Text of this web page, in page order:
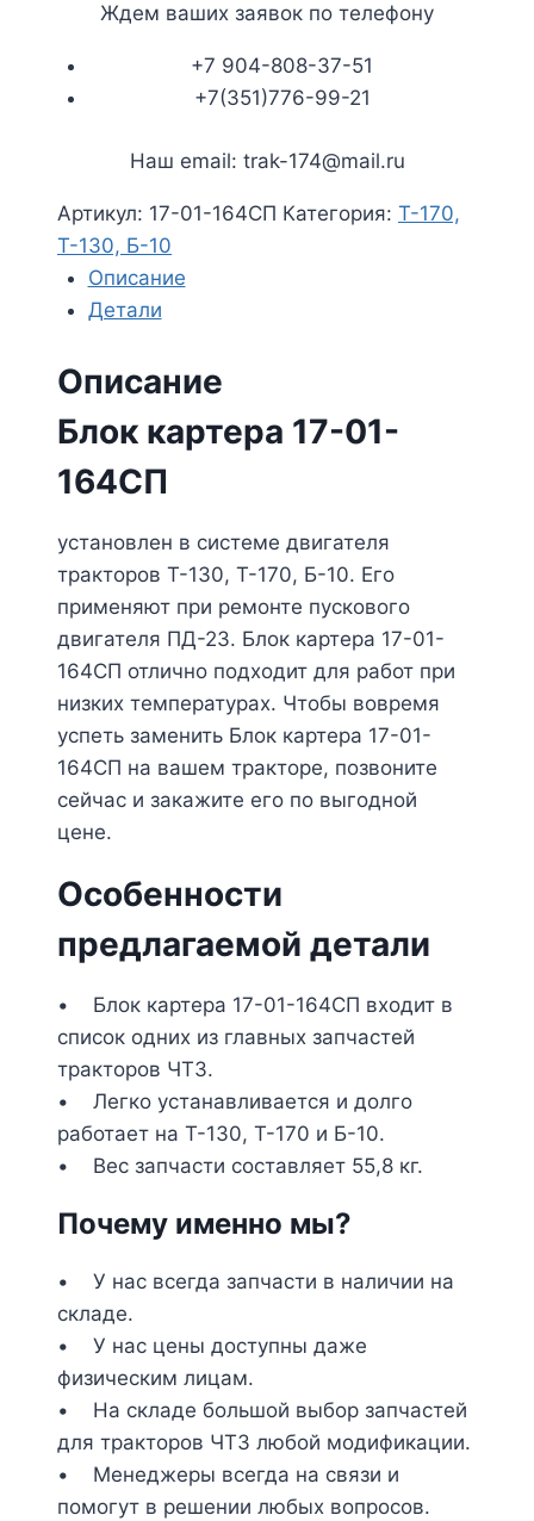
Ждем ваших заявок по телефону
+7 904-808-37-51
+7(351)776-99-21
Наш email: trak-174@mail.ru
Артикул: 17-01-164СП Категория: Т-170,
Т-130, Б-10
Описание
Детали
Описание
Блок картера 17-01-
164СП
установлен в системе двигателя
тракторов Т-130, Т-170, Б-10. Его
применяют при ремонте пускового
двигателя ПД-23. Блок картера 17-01-
164СП отлично подходит для работ при
низких температурах. Чтобы вовремя
успеть заменить Блок картера 17-01-
164СП на вашем тракторе, позвоните
сейчас и закажите его по выгодной
цене.
Особенности
предлагаемой детали
• Блок картера 17-01-164СП входит в
список одних из главных запчастей
тракторов ЧТЗ.
• Легко устанавливается и долго
работает на Т-130, Т-170 и Б-10.
• Вес запчасти составляет 55,8 кг.
Почему именно мы?
• У нас всегда запчасти в наличии на
складе.
• У нас цены доступны даже
физическим лицам.
• На складе большой выбор запчастей
для тракторов ЧТЗ любой модификации.
• Менеджеры всегда на связи и
помогут в решении любых вопросов.